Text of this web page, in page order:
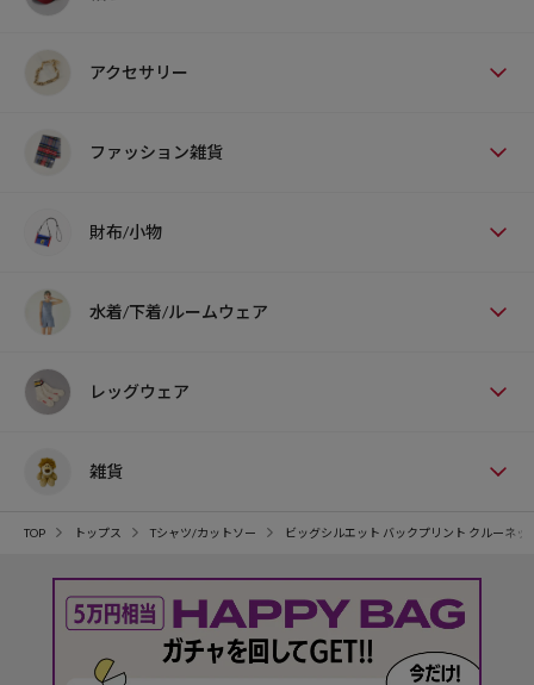
アクセサリー
ファッション雑貨
財布/小物
水着/下着/ルームウェア
レッグウェア
雑貨
TOP トップス Tシャツ/カットソー ビッグシルエット バックプリント クルーネ